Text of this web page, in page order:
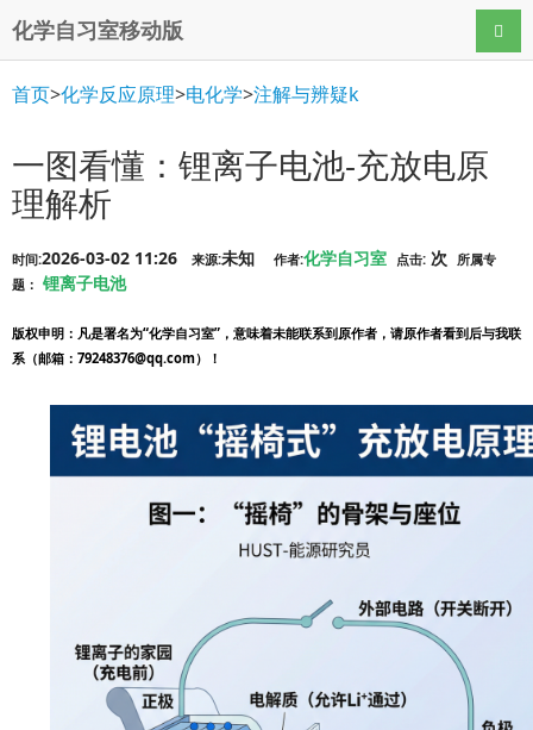
化学自习室移动版 导航
首页>化学反应原理>电化学>注解与辨疑k
一图看懂：锂离子电池-充放电原
理解析
时间:2026-03-02 11:26 来源:未知 作者:化学自习室 点击: 次
所属专
题： 锂离子电池
版权申明 ：凡是署名为“化学自习室”，意味着未能联系到原作者，请原作者看到后与我联
系（邮箱：79248376@qq.com）！